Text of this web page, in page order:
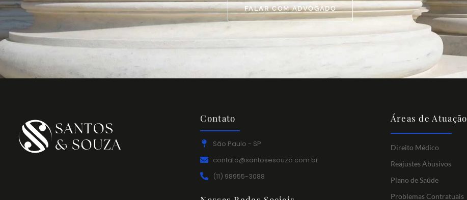
FALAR COM ADVOGADO
Contato
São Paulo - SP
contato@santosesouza.com.br
(11) 98955-3088
Áreas de Atuação
Direito Médico
Reajustes Abusivos
Plano de Saúde
Problemas Contratuais